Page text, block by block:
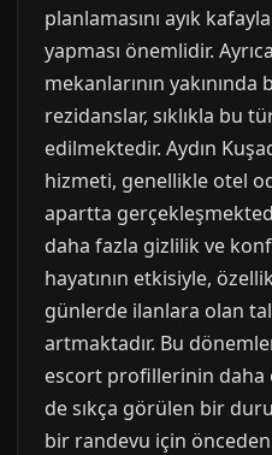
planlamasını ayık
yapması önemlidir.
mekanlarının
rezidanslar, sıklıkla bu
edilmektedir. Aydın
hizmeti, genellikle otel
apartta
daha fazla gizlilik ve
hayatının etkisiyle,
günlerde ilanlara olan
artmaktadır. Bu
escort profillerinin daha
de sıkça görülen bir
bir randevu için